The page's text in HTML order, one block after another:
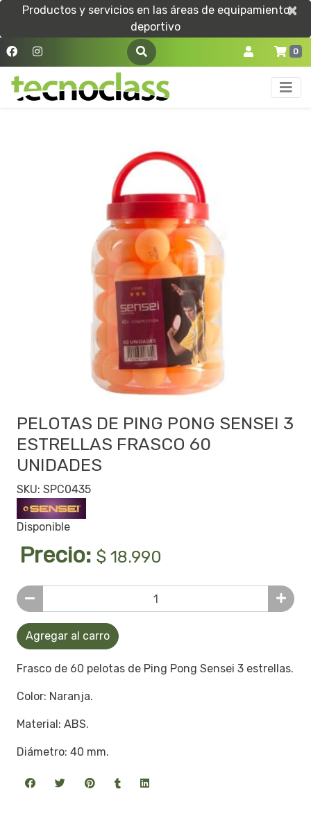
Productos y servicios en las áreas de equipamiento
deportivo
×
×
0
PELOTAS DE PING PONG SENSEI 3
ESTRELLAS FRASCO 60
UNIDADES
SKU: SPC0435
Disponible
Precio: $ 18.990
Agregar al carro
Frasco de 60 pelotas de Ping Pong Sensei 3 estrellas.
Color: Naranja.
Material: ABS.
Diámetro: 40 mm.